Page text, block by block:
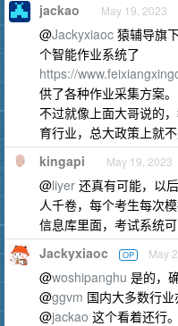
jackao May 19, 2023
@Jackyxiaoc 猿辅导旗
个智能作业系统了
https://
供了各种作业采集方案。
不过就像上面大哥说的
育行业，总大政策上就
kingapi May 19, 2023
@liyer 还真有可能，以
人千卷，每个考生每次
信息库里面，考试系统可
Jackyxiaoc OP May
@woshipanghu 是的，
@ggvm 国内大多数行业
@jackao 这个看着还行